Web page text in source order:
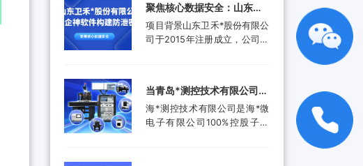
工作人员就选择引入了安企...
品。还进入了汽车电子行业、
航空航天行业、工业控制行
业、医疗器械行业和消费电子
增加，现已成功转型为一家提
供完整解...
聚焦核心数据安全：山东卫
禾*股份有限公司携手安企神
软件构建防泄密屏障！
项目背景山东卫禾*股份有限公
司于2015年注册成立，公司拥
备。运用UGNX7.5、
MASTA5.4等研发软件进行研
发，具有强大的技术研发能
当青岛*测控技术有限公司遇
上安企神，测控技术数据安
全将迎来哪些新变化？
海*测控技术有限公司是海*微
电子有限公司100%控股子公